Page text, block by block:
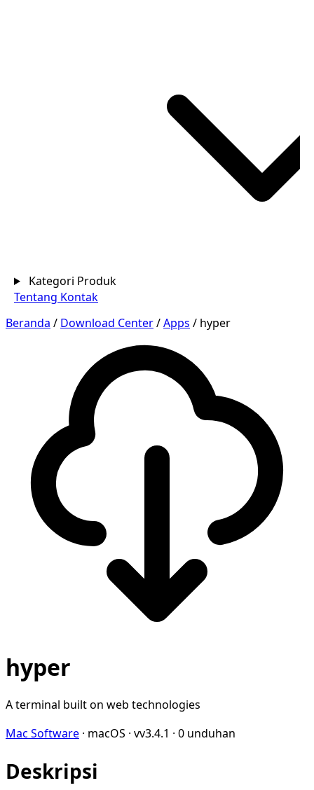
Kategori Produk
Tentang Kontak
Beranda / Download Center/Apps / hyper
hyper
A terminal built on web technologies
Mac Software · macOS · vv3.4.1 · 0 unduhan
Deskripsi